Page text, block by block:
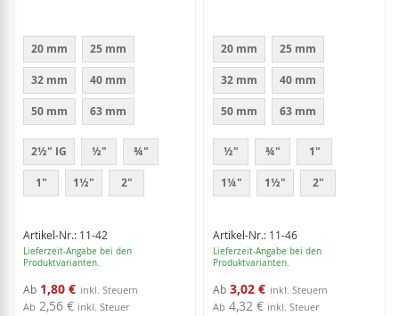
Artikel-Nr.: 11-42
Lieferzeit-Angabe bei den
Produktvarianten.
Ab 1,80 €
Ab 2,56 € inkl. Steuer
20 mm 25 mm
32 mm 40 mm
50 mm 63 mm
2½" IG ½" ¾"
1" 1½" 2"
Artikel-Nr.: 11-46
Lieferzeit-Angabe bei den
Produktvarianten.
Ab 3,02 €
Ab 4,32 € inkl. Steuer
20 mm 25 mm
32 mm 40 mm
50 mm 63 mm
½" ¾" 1"
1¼" 1½" 2"